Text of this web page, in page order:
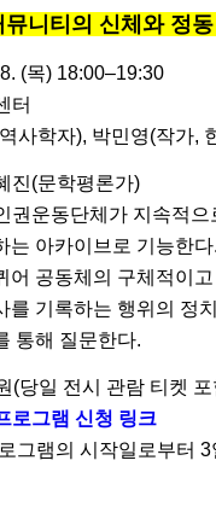
니티의 신체와 정동
(목) 18:00–19:30
터
사학자), 박민영(작가,
진(문학평론가)
권운동단체가 지속적으
는 아카이브로 기능한
어 공동체의 구체적이
기록하는 행위의 정치
통해 질문한다.
(당일 전시 관람 티켓 포
로그램 신청 링크
그램의 시작일로부터